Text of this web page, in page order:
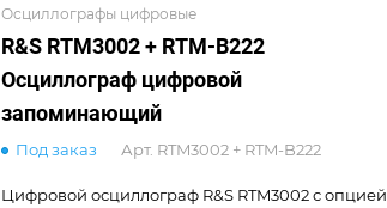
Осциллографы цифровые
R&S RTM3002 + RTM-B222
Осциллограф цифровой
запоминающий
Под заказ Арт. RTM3002 + RTM-B222
Цифровой осциллограф R&S RTM3002 с опцией